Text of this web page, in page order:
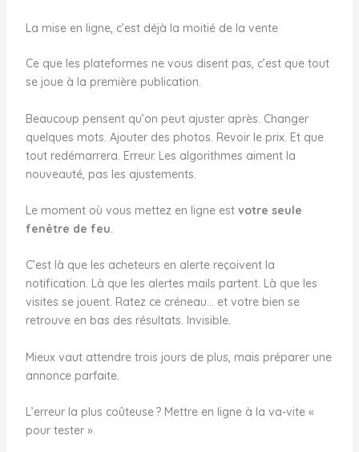
La mise en ligne, c’est déjà la moitié de la vente
Ce que les plateformes ne vous disent pas, c’est que tout
se joue à la première publication.
Beaucoup pensent qu’on peut ajuster après. Changer
quelques mots. Ajouter des photos. Revoir le prix. Et que
tout redémarrera. Erreur. Les algorithmes aiment la
nouveauté, pas les ajustements.
Le moment où vous mettez en ligne est votre seule
fenêtre de feu.
C’est là que les acheteurs en alerte reçoivent la
notification. Là que les alertes mails partent. Là que les
visites se jouent. Ratez ce créneau… et votre bien se
retrouve en bas des résultats. Invisible.
Mieux vaut attendre trois jours de plus, mais préparer une
annonce parfaite.
L’erreur la plus coûteuse ? Mettre en ligne à la va-vite «
pour tester ».